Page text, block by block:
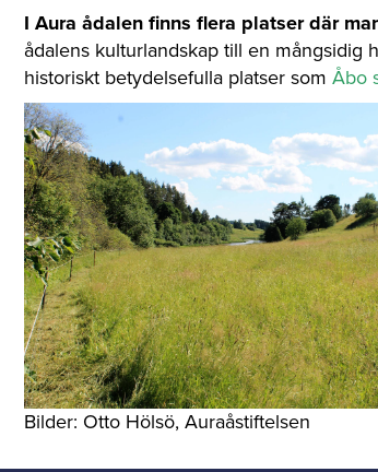
I Aura ådalen finns flera platser där
ådalens kulturlandskap till en mångsidig
historiskt betydelsefulla platser som Åbo
Bilder: Otto Hölsö, Auraåstiftelsen